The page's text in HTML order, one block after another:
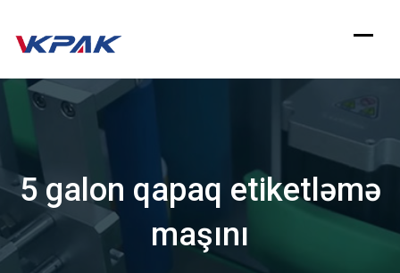
Məzmuna
5 galon qapaq etiketləmə
maşını